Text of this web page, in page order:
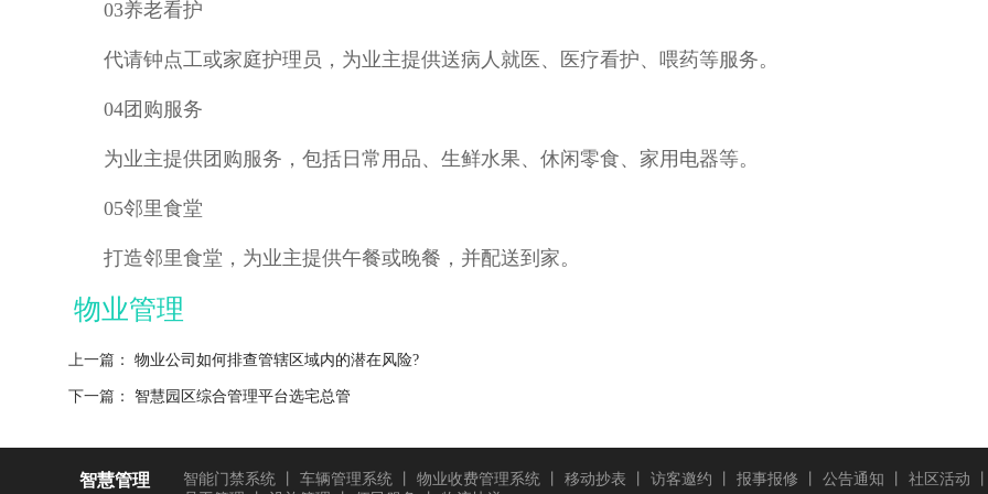
03养老看护
代请钟点工或家庭护理员，为业主提供送病人就医、医疗看护、喂药等服务。
04团购服务
为业主提供团购服务，包括日常用品、生鲜水果、休闲零食、家用电器等。
05邻里食堂
打造邻里食堂，为业主提供午餐或晚餐，并配送到家。
物业管理
上一篇： 物业公司如何排查管辖区域内的潜在风险?
下一篇： 智慧园区综合管理平台选宅总管
智慧管理 智能门禁系统 车辆管理系统 物业收费管理系统 移动抄表 访客邀约 报事报修 公告通知 社区活动